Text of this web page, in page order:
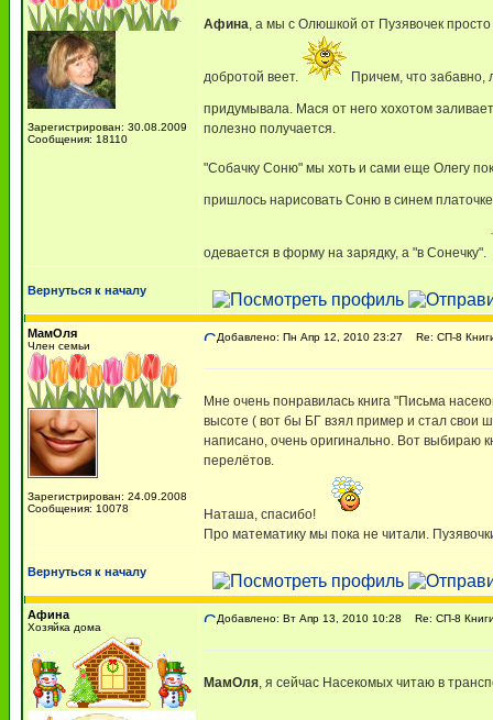
Зарегистрирован: 30.08.2009
Сообщения: 18110
Афина, а мы с Олюшкой от Пузявочек
добротой веет. Причем, что забавно,
придумывала. Мася от него хохотом
полезно получается.
"Собачку Соню" мы хоть и сами еще Олегу
пришлось нарисовать Соню в синем
одевается в форму на зарядку, а "в Сонечку".
Вернуться к началу
МамОля
Член семьи
Зарегистрирован: 24.09.2008
Сообщения: 10078
Добавлено: Пн Апр 12, 2010 23:27 Re: СП-8
Мне очень понравилась книга "Письма
высоте ( вот бы БГ взял пример и стал свои
написано, очень оригинально. Вот выбираю
перелётов.
Наташа, спасибо!
Про математику мы пока не читали.
Вернуться к началу
Афина
Хозяйка дома
Добавлено: Вт Апр 13, 2010 10:28 Re: СП-8
МамОля, я сейчас Насекомых читаю в